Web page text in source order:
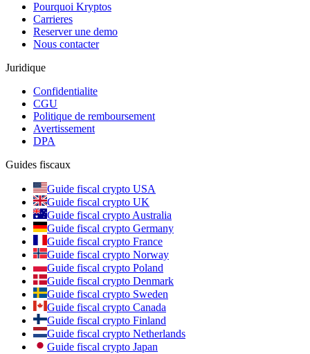
Pourquoi Kryptos
Carrieres
Reserver une demo
Nous contacter
Juridique
Confidentialite
CGU
Politique de remboursement
Avertissement
DPA
Guides fiscaux
Guide fiscal crypto USA
Guide fiscal crypto UK
Guide fiscal crypto Australia
Guide fiscal crypto Germany
Guide fiscal crypto France
Guide fiscal crypto Norway
Guide fiscal crypto Poland
Guide fiscal crypto Denmark
Guide fiscal crypto Sweden
Guide fiscal crypto Canada
Guide fiscal crypto Finland
Guide fiscal crypto Netherlands
Guide fiscal crypto Japan